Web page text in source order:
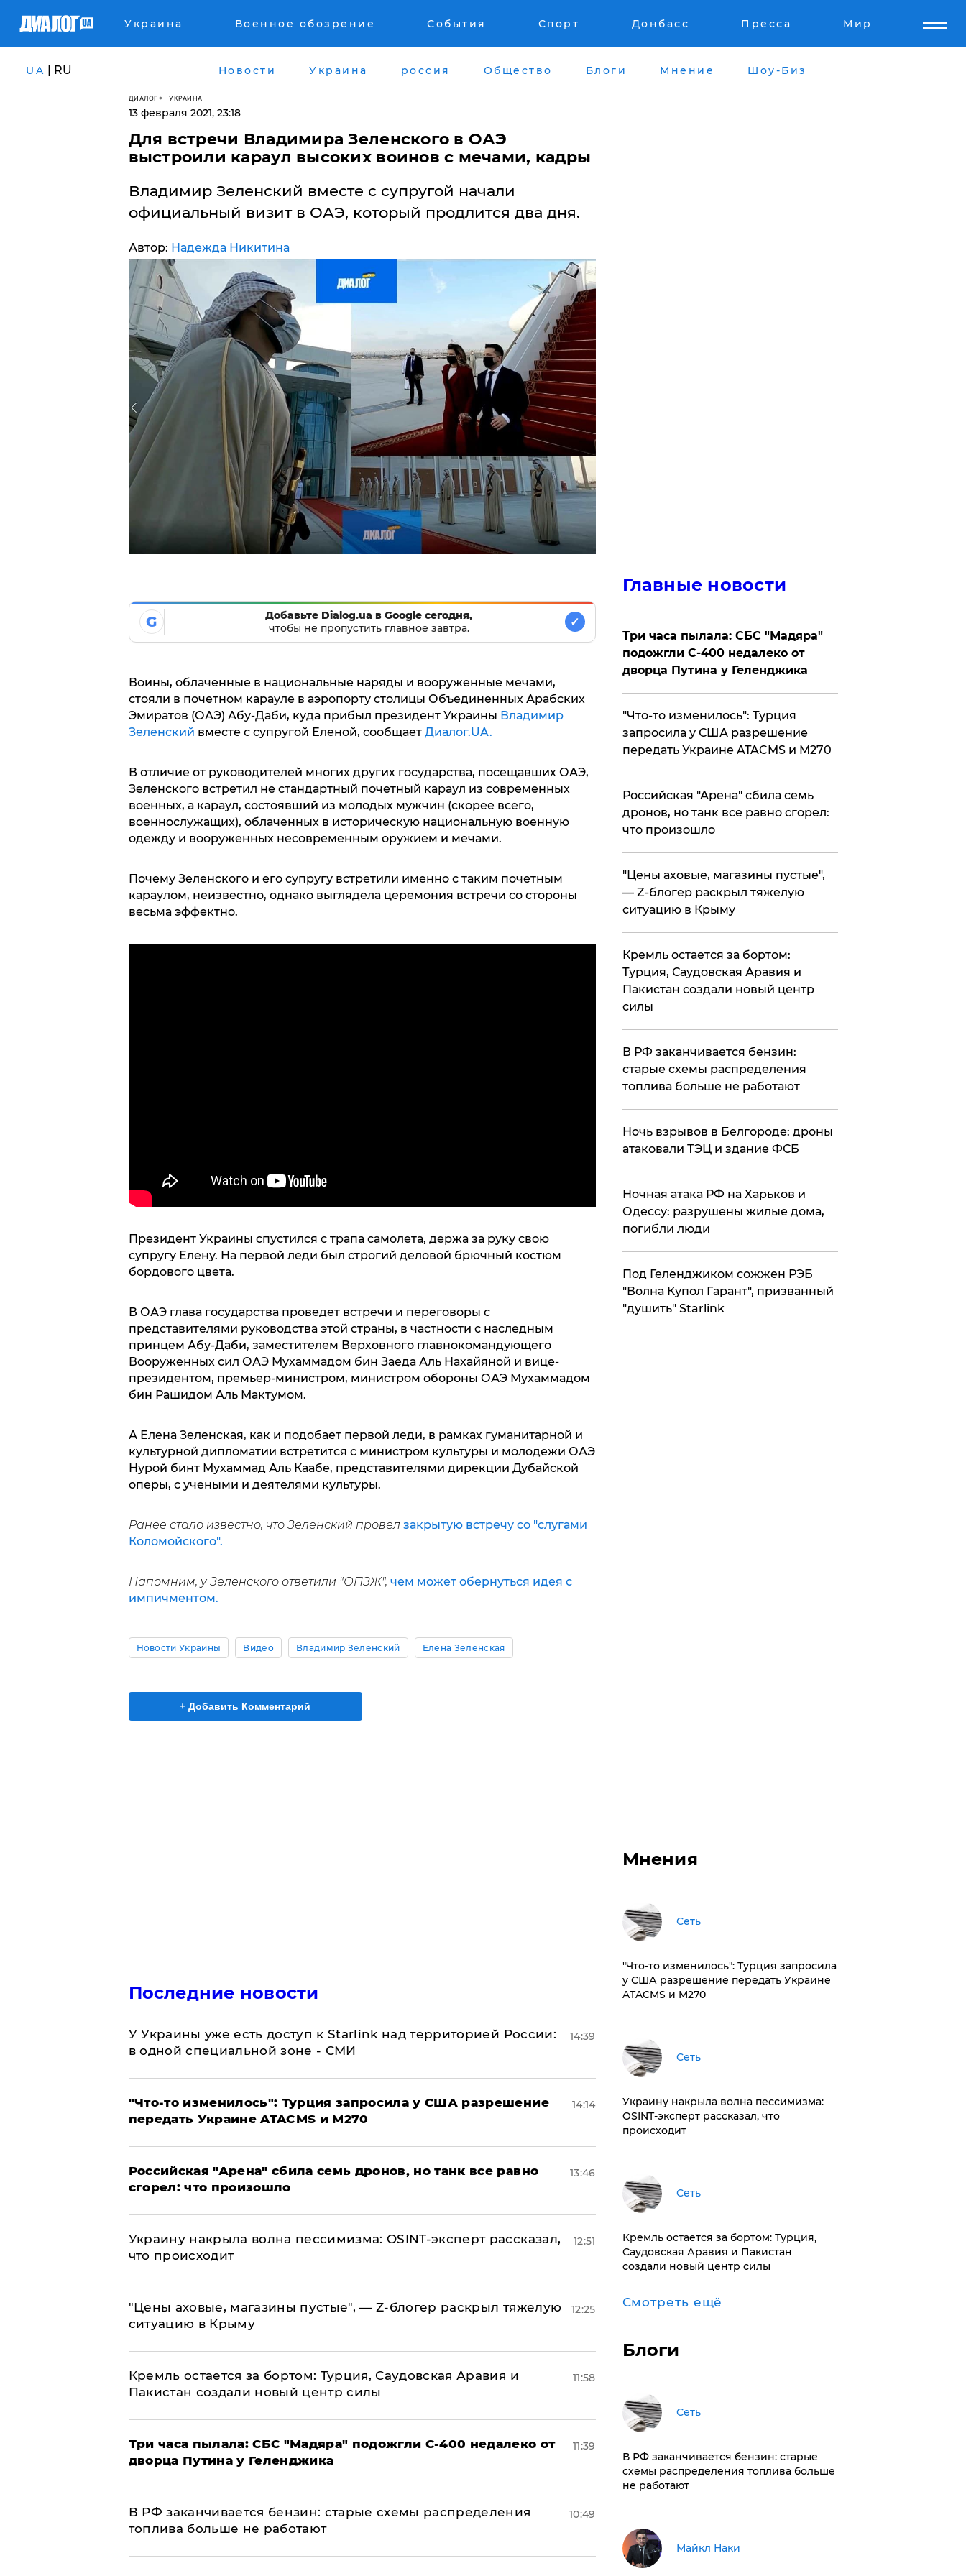
Украина Военное обозрение События Спорт Донбасс Пресса Мир
UA | RU Новости Украина россия Общество Блоги Мнение Шоу-Биз
ДИАЛОГ УКРАИНА
13 февраля 2021, 23:18
Для встречи Владимира Зеленского в ОАЭ
выстроили караул высоких воинов с мечами, кадры
Владимир Зеленский вместе с супругой начали
официальный визит в ОАЭ, который продлится два дня.
Автор: Надежда Никитина
G
Добавьте Dialog.ua в Google сегодня,
чтобы не пропустить главное завтра.
✓
Воины, облаченные в национальные наряды и вооруженные мечами,
стояли в почетном карауле в аэропорту столицы Объединенных Арабских
Эмиратов (ОАЭ) Абу-Даби, куда прибыл президент Украины Владимир
Зеленский вместе с супругой Еленой, сообщает Диалог.UA.
В отличие от руководителей многих других государства, посещавших ОАЭ,
Зеленского встретил не стандартный почетный караул из современных
военных, а караул, состоявший из молодых мужчин (скорее всего,
военнослужащих), облаченных в историческую национальную военную
одежду и вооруженных несовременным оружием и мечами.
Почему Зеленского и его супругу встретили именно с таким почетным
караулом, неизвестно, однако выглядела церемония встречи со стороны
весьма эффектно.
Президент Украины спустился с трапа самолета, держа за руку свою
супругу Елену. На первой леди был строгий деловой брючный костюм
бордового цвета.
В ОАЭ глава государства проведет встречи и переговоры с
представителями руководства этой страны, в частности с наследным
принцем Абу-Даби, заместителем Верховного главнокомандующего
Вооруженных сил ОАЭ Мухаммадом бин Заеда Аль Нахайяной и вице-
президентом, премьер-министром, министром обороны ОАЭ Мухаммадом
бин Рашидом Аль Мактумом.
А Елена Зеленская, как и подобает первой леди, в рамках гуманитарной и
культурной дипломатии встретится с министром культуры и молодежи ОАЭ
Нурой бинт Мухаммад Аль Каабе, представителями дирекции Дубайской
оперы, с учеными и деятелями культуры.
Ранее стало известно, что Зеленский провел закрытую встречу со "слугами
Коломойского".
Напомним, у Зеленского ответили "ОПЗЖ", чем может обернуться идея с
импичментом.
Новости Украины Видео Владимир Зеленский Елена Зеленская
+ Добавить Комментарий
Последние новости
У Украины уже есть доступ к Starlink над территорией России:
в одной специальной зоне - СМИ
14:39
​"Что-то изменилось": Турция запросила у США разрешение
передать Украине ATACMS и M270
14:14
​Российская "Арена" сбила семь дронов, но танк все равно
сгорел: что произошло
13:46
​Украину накрыла волна пессимизма: OSINT-эксперт рассказал,
что происходит
12:51
​"Цены аховые, магазины пустые", — Z-блогер раскрыл тяжелую
ситуацию в Крыму
12:25
​Кремль остается за бортом: Турция, Саудовская Аравия и
Пакистан создали новый центр силы
11:58
Три часа пылала: СБС "Мадяра" подожгли С-400 недалеко от
дворца Путина у Геленджика
11:39
​В РФ заканчивается бензин: старые схемы распределения
топлива больше не работают
10:49
Главные новости
Три часа пылала: СБС "Мадяра"
подожгли С-400 недалеко от
дворца Путина у Геленджика
​"Что-то изменилось": Турция
запросила у США разрешение
передать Украине ATACMS и M270
​Российская "Арена" сбила семь
дронов, но танк все равно сгорел:
что произошло
​"Цены аховые, магазины пустые",
— Z-блогер раскрыл тяжелую
ситуацию в Крыму
​Кремль остается за бортом:
Турция, Саудовская Аравия и
Пакистан создали новый центр
силы
​В РФ заканчивается бензин:
старые схемы распределения
топлива больше не работают
​Ночь взрывов в Белгороде: дроны
атаковали ТЭЦ и здание ФСБ
​Ночная атака РФ на Харьков и
Одессу: разрушены жилые дома,
погибли люди
Под Геленджиком сожжен РЭБ
"Волна Купол Гарант", призванный
"душить" Starlink
Мнения
Сеть
​"Что-то изменилось": Турция запросила
у США разрешение передать Украине
ATACMS и M270
Сеть
​Украину накрыла волна пессимизма:
OSINT-эксперт рассказал, что
происходит
Сеть
​Кремль остается за бортом: Турция,
Саудовская Аравия и Пакистан
создали новый центр силы
Смотреть ещё
Блоги
Сеть
​В РФ заканчивается бензин: старые
схемы распределения топлива больше
не работают
Майкл Наки